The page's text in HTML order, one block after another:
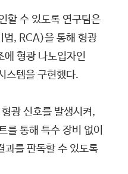
할 수 있도록 연구팀은
법, RCA)을 통해 형광
형광 나노입자인
스템을 구현했다.
광 신호를 발생시켜,
를 통해 특수 장비 없이
과를 판독할 수 있도록